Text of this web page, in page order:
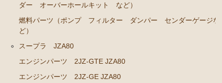
イル センサー デスビローターキャップ 他）
ト ホース など）
クラッチパーツ（マスターシリンダー クラッチレリ
ーズシリンダー オーバーホールキット など）
ダー オーバーホールキット など）
燃料パーツ（ポンプ フィルター ダンパー センダーゲージな
ど）
スープラ JZA80
エンジンパーツ 2JZ-GTE JZA80
エンジンパーツ 2JZ-GE JZA80